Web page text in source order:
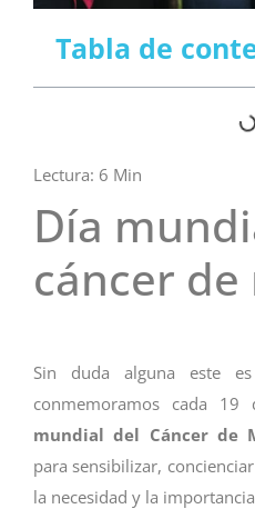
Tabla de
Lectura: 6 Min
Día
cáncer de
Sin duda alguna este
conmemoramos cada
mundial del Cáncer de
para sensibilizar,
la necesidad y la